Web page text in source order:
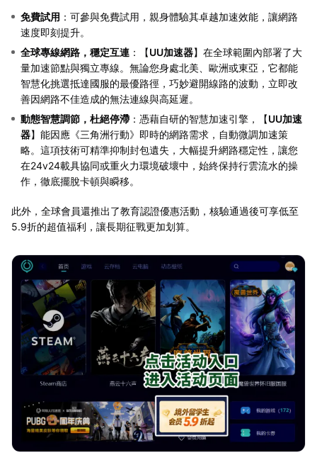
免費試用 ：可參與免費試用，親身體驗其卓越加速效能，讓網路
速度即刻提升。
全球專線網路，穩定互連 ：【UU加速器】在全球範圍內部署了大
量加速節點與獨立專線。無論您身處北美、歐洲或東亞，它都能
智慧化挑選抵達國服的最優路徑，巧妙避開線路的波動，立即改
善因網路不佳造成的無法連線與高延遲。
動態智慧調節，杜絕停滯 ：憑藉自研的智慧加速引擎，【UU加速
器】能因應《三角洲行動》即時的網路需求，自動微調加速策
略。這項技術可精準抑制封包遺失，大幅提升網路穩定性，讓您
在24v24載具協同或重火力環境破壞中，始終保持行雲流水的操
作，徹底擺脫卡頓與瞬移。
此外，全球會員還推出了教育認證優惠活動，核驗通過後可享低至
5.9折的超值福利，讓長期征戰更加划算。